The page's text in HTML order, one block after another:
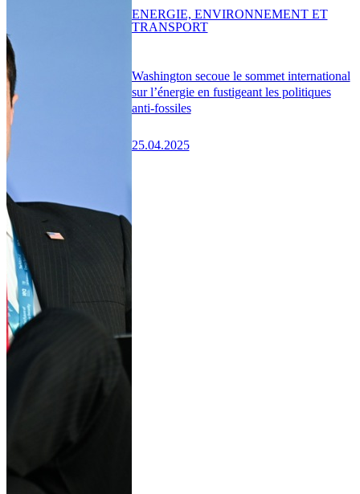
Washington secoue le sommet international
sur l’énergie en fustigeant les politiques
anti-fossiles
25.04.2025
ENERGIE, ENVIRONNEMENT ET
TRANSPORT